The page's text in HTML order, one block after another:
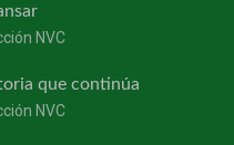
NVC
que continúa
NVC